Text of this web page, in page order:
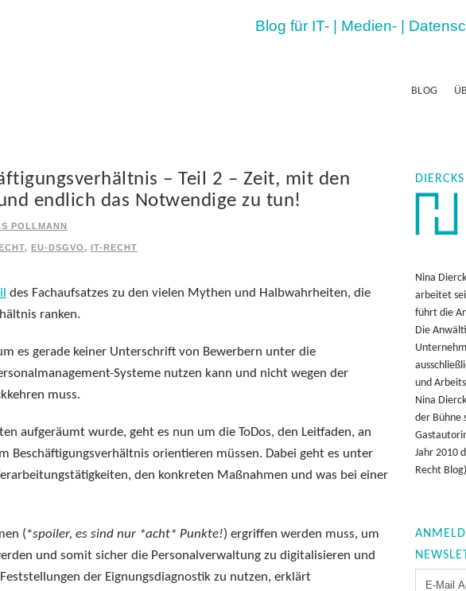
Blog für IT- | Medien- |
BLOG
– Teil 2 – Zeit, mit den
endlich das Notwendige zu tun!
POLLMANN
, EU-DSGVO, IT-RECHT
des Fachaufsatzes zu den vielen Mythen und Halbwahrheiten, die
ranken.
es gerade keiner Unterschrift von Bewerbern unter die
Systeme nutzen kann und nicht wegen der
muss.
aufgeräumt wurde, geht es nun um die ToDos, den Leitfaden, an
Beschäftigungsverhältnis orientieren müssen. Dabei geht es unter
den konkreten Maßnahmen und was bei einer
(*spoiler, es sind nur *acht* Punkte!) ergriffen werden muss, um
und somit sicher die Personalverwaltung zu digitalisieren und
der Eignungsdiagnostik zu nutzen, erklärt
Nina
arbeitet
führt die
Die
und
Nina
der Bühne
Jahr 2010
Recht